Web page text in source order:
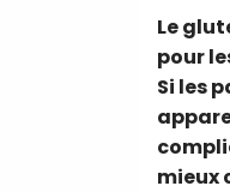
Le
pour
Si les
mieux